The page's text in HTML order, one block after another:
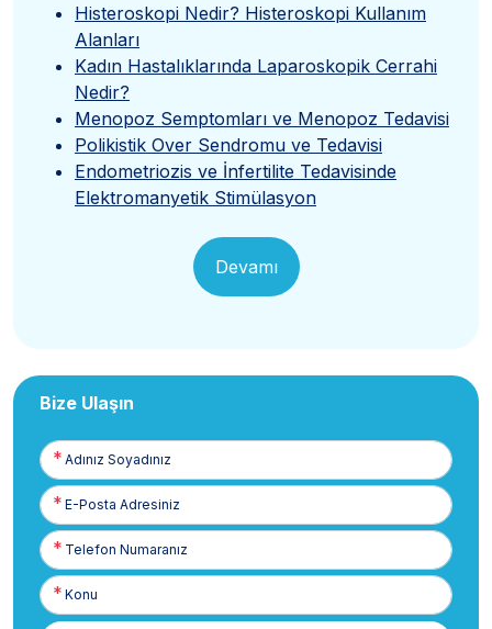
Histeroskopi Nedir? Histeroskopi Kullanım
Alanları
Kadın Hastalıklarında Laparoskopik Cerrahi
Nedir?
Menopoz Semptomları ve Menopoz Tedavisi
Polikistik Over Sendromu ve Tedavisi
Endometriozis ve İnfertilite Tedavisinde
Elektromanyetik Stimülasyon
Devamı
Bize Ulaşın
Adınız
Soyadınız
E-
Posta
Telefon
Numaranız